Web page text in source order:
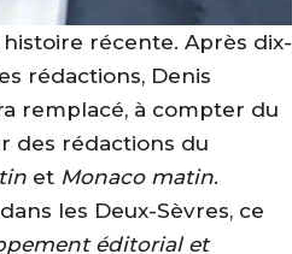
récente. Après dix-
rédactions, Denis
remplacé, à compter du
des rédactions du
et Monaco matin.
dans les Deux-Sèvres, ce
éditorial et